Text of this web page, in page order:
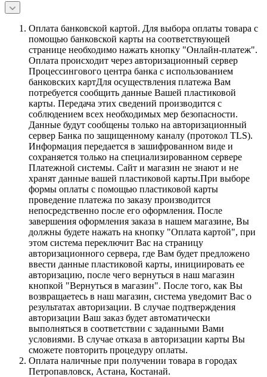
Оплата банковской картой. Для выбора оплаты товара с
помощью банковской карты на соответствующей
странице необходимо нажать кнопку "Онлайн-платеж".
Оплата происходит через авторизационный сервер
Процессингового центра банка с использованием
банковских картДля осуществления платежа Вам
потребуется сообщить данные Вашей пластиковой
карты. Передача этих сведений производится с
соблюдением всех необходимых мер безопасности.
Данные будут сообщены только на авторизационный
сервер Банка по защищенному каналу (протокол TLS).
Информация передается в зашифрованном виде и
сохраняется только на специализированном сервере
Платежной системы. Сайт и магазин не знают и не
хранят данные вашей пластиковой карты.При выборе
формы оплаты с помощью пластиковой карты
проведение платежа по заказу производится
непосредственно после его оформления. После
завершения оформления заказа в нашем магазине, Вы
должны будете нажать на кнопку "Оплата картой", при
этом система переключит Вас на страницу
авторизационного сервера, где Вам будет предложено
ввести данные пластиковой карты, инициировать ее
авторизацию, после чего вернуться в наш магазин
кнопкой "Вернуться в магазин". После того, как Вы
возвращаетесь в наш магазин, система уведомит Вас о
результатах авторизации. В случае подтверждения
авторизации Ваш заказ будет автоматически
выполняться в соответствии с заданными Вами
условиями. В случае отказа в авторизации карты Вы
сможете повторить процедуру оплаты.
Оплата наличные при получении товара в городах
Петропавловск, Астана, Костанай.